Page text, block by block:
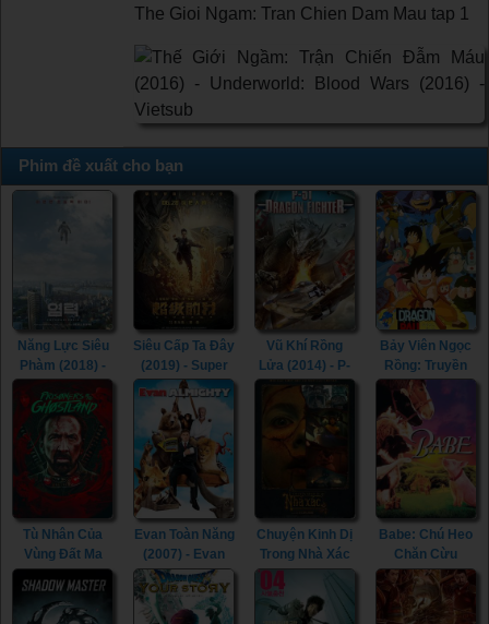
The Gioi Ngam: Tran Chien Dam Mau tap 1
Phim đề xuất cho bạn
Năng Lực Siêu
Phàm (2018) -
Psychokinesis
(2018)
Siêu Cấp Ta Đây
(2019) - Super
Me (2019)
Vũ Khí Rồng
Lửa (2014) - P-
51 Dragon
Fighter (2014)
Bảy Viên Ngọc
Rồng: Truyền
Thuyết Shenron
(1986) - Dragon
Ball: Curse of
the Blood
Rubies (1986)
Tù Nhân Của
Vùng Đất Ma
Prisoners of the
Ghostland
Evan Toàn Năng
(2007) - Evan
Almighty (2007)
Chuyện Kinh Dị
Trong Nhà Xác
(2019) - The
Mortuary
Collection
Babe: Chú Heo
Chăn Cừu
(1995) - Babe
(1995)